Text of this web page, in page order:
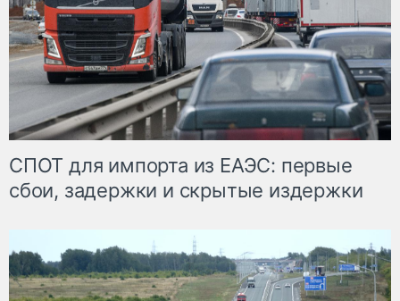
СПОТ для импорта из ЕАЭС: первые
сбои, задержки и скрытые издержки